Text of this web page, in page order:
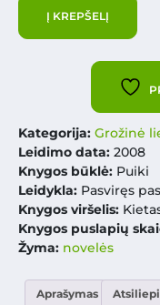
Į KREPŠELĮ
Kategorija: Grožinė
Leidimo data: 2008
Knygos būklė: Puiki
Leidykla: Pasviręs
Knygos viršelis:
Knygos puslapių
Žyma: novelės
Aprašymas